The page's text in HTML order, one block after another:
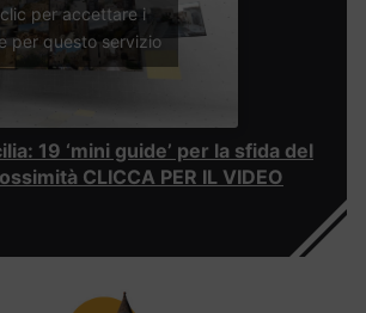
per accettare i
per questo servizio
19 ‘mini guide’ per la sfida del
CLICCA PER IL VIDEO